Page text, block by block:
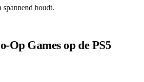
spannend houdt.
Op Games op de PS5